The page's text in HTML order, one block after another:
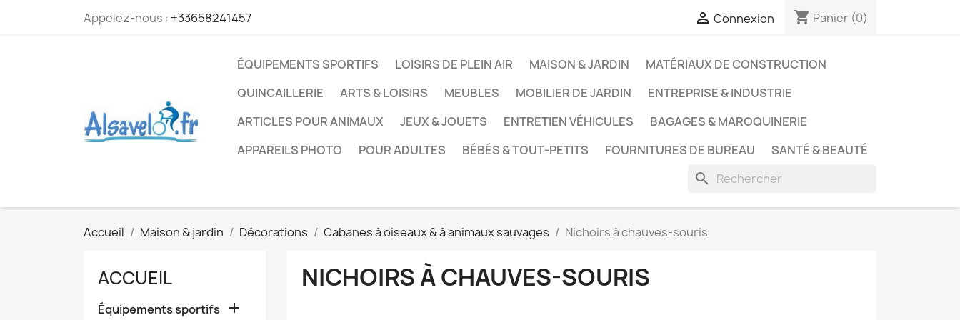
Appelez-nous : +33658241457  Connexion shopping_cart Panier (0)
ÉQUIPEMENTS SPORTIFS LOISIRS DE PLEIN AIR MAISON & JARDIN
MATÉRIAUX DE CONSTRUCTION
QUINCAILLERIE
ARTS & LOISIRS MEUBLES MOBILIER DE JARDIN
ENTREPRISE & INDUSTRIE
ARTICLES POUR ANIMAUX
JEUX & JOUETS ENTRETIEN VÉHICULES
BAGAGES & MAROQUINERIE
APPAREILS PHOTO
POUR ADULTES BÉBÉS & TOUT-PETITS FOURNITURES DE BUREAU SANTÉ & BEAUTÉ
search
Accueil Maison & jardin Décorations Cabanes à oiseaux & à animaux sauvages Nichoirs à chauves-souris
ACCUEIL
Équipements sportifs 
NICHOIRS À CHAUVES-SOURIS